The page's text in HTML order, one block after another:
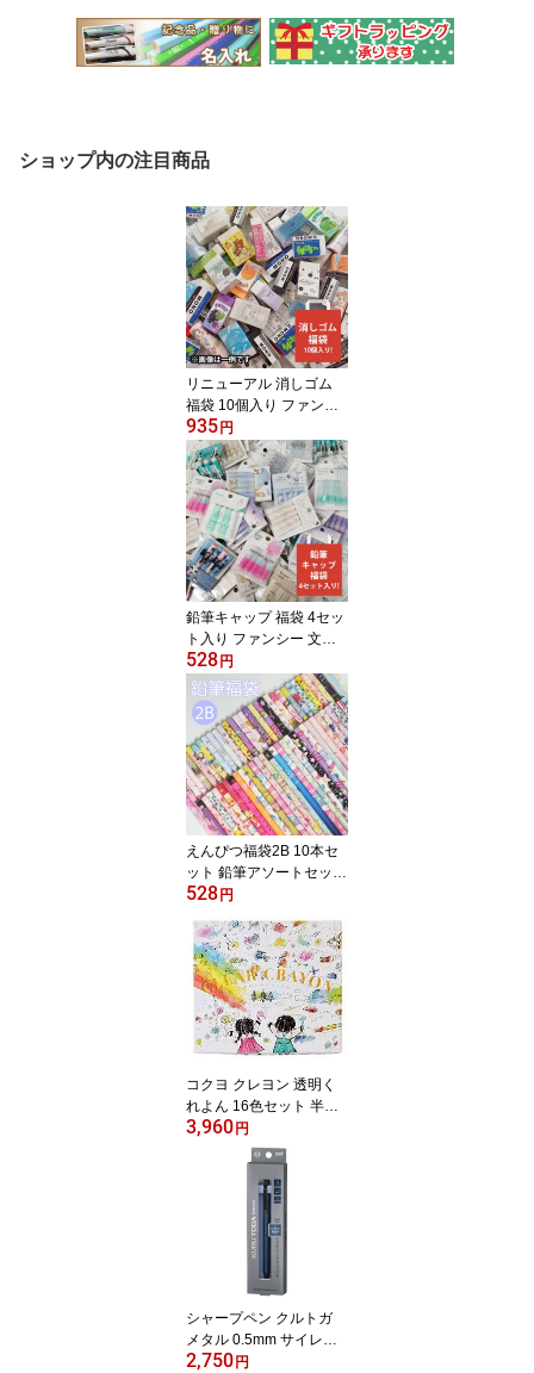
ショップ内の注目商品
リニューアル 消しゴム
福袋 10個入り ファンシ
ー 文具 小学生 ノベルテ
ィ 粗品 イベント 子供会
プチギフト 文房具 消し
ゴムセット 消しゴムかわ
いい まとめ買い キッズ
ラッピング不可
935円
鉛筆キャップ 福袋 4セッ
ト入り ファンシー 文具
小学生 文具セット 文房
具 アソートセット ノベ
ルティ 粗品 イベント 子
供会 プチギフト 鉛筆キ
ャップセット キッズ ラ
ッピング不可
528円
えんぴつ福袋2B 10本セ
ット 鉛筆アソートセット
鉛筆まとめ買い 鉛筆お得
528円
コクヨ クレヨン 透明く
れよん 16色セット 半透
明 オイルゲルクレヨン
紙箱入り KE-AC28 KOK
3,960円
シャープペン クルトガ
メタル 0.5mm サイレン
トブルー M5KH1P.10 三
2,750円